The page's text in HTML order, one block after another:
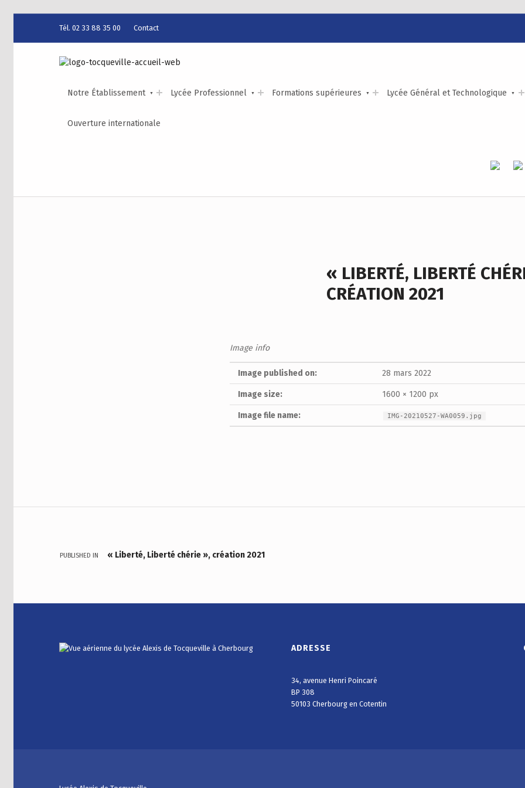
Notre Établissement Lycée Professionnel Formations supérieures Lycée Général et Technologique
Ouverture internationale
Tél. 02 33 88 35 00 Contact
« LIBERTÉ, LIBERTÉ
CRÉATION 2021
Image info
Image published on: 28 mars 2022
Image size: 1600 × 1200 px
Image file name: IMG-20210527-WA0059.jpg
Navigation de l’article
PUBLISHED IN « Liberté, Liberté chérie », création 2021
ADRESSE
34, avenue Henri Poincaré
BP 308
50103 Cherbourg en Cotentin